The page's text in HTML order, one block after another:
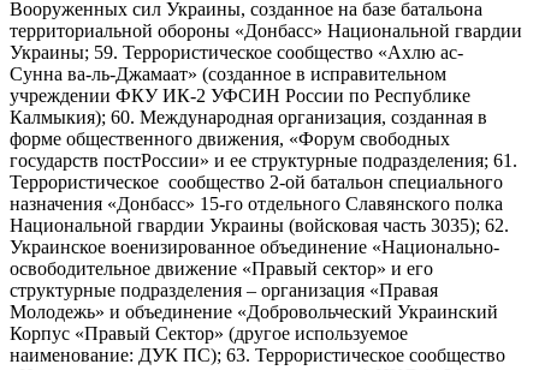
Вооруженных сил Украины, созданное на базе батальона
территориальной обороны «Донбасс» Национальной гвардии
Украины; 59. Террористическое сообщество «Ахлю ас-
Сунна ва-ль-Джамаат» (созданное в исправительном
учреждении ФКУ ИК-2 УФСИН России по Республике
Калмыкия); 60. Международная организация, созданная в
форме общественного движения, «Форум свободных
государств постРоссии» и ее структурные подразделения; 61.
Террористическое сообщество 2-ой батальон специального
назначения «Донбасс» 15-го отдельного Славянского полка
Национальной гвардии Украины (войсковая часть 3035); 62.
Украинское военизированное объединение «Национально-
освободительное движение «Правый сектор» и его
структурные подразделения – организация «Правая
Молодежь» и объединение «Добровольческий Украинский
Корпус «Правый Сектор» (другое используемое
наименование: ДУК ПС); 63. Террористическое сообщество